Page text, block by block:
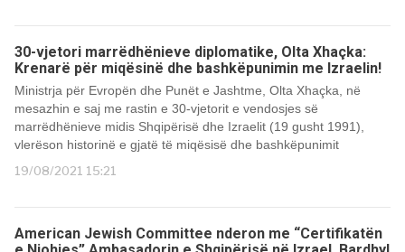
30-vjetori marrëdhënieve diplomatike, Olta Xhaçka:
Krenarë për miqësinë dhe bashkëpunimin me Izraelin!
Ministrja për Evropën dhe Punët e Jashtme, Olta Xhaçka, në
mesazhin e saj me rastin e 30-vjetorit e vendosjes së
marrëdhënieve midis Shqipërisë dhe Izraelit (19 gusht 1991),
vlerëson historinë e gjatë të miqësisë dhe bashkëpunimit
19/08/2021 15:21
American Jewish Committee nderon me “Certifikatën